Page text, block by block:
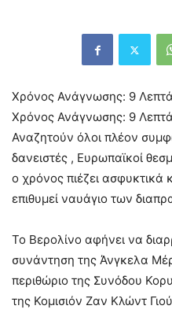
Χρόνος Ανάγνωσης: 9 Λεπτά
Χρόνος Ανάγνωσης: 9 Λεπτά
Αναζητούν όλοι πλέον
δανειστές , Ευρωπαϊκοί
ο χρόνος πιέζει ασφυκτικά
επιθυμεί ναυάγιο των
Το Βερολίνο αφήνει να
συνάντηση της Άνγκελα
περιθώριο της Συνόδου
της Κομισιόν Ζαν Κλώντ